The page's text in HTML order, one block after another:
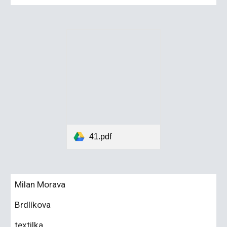
41.pdf
Milan Morava
Brdlíkova
textilka